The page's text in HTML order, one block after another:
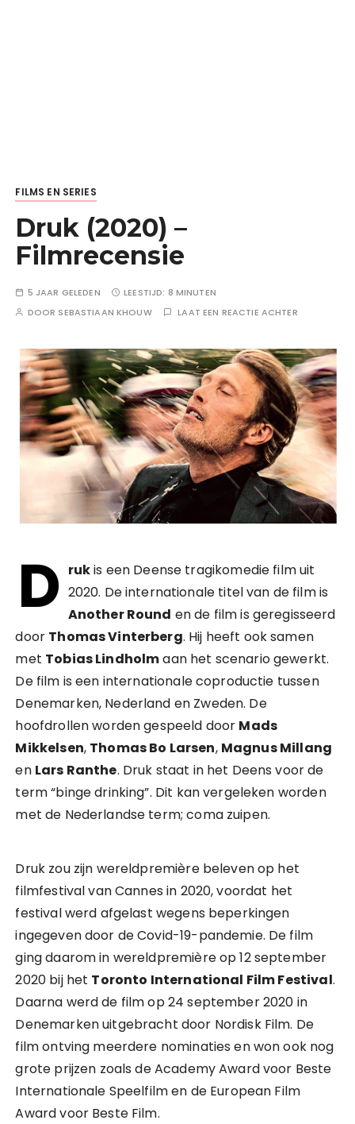
FILMS EN SERIES
Druk (2020) –
Filmrecensie
5 JAAR GELEDEN LEESTIJD: 8 MINUTEN
DOOR SEBASTIAAN KHOUW LAAT EEN REACTIE ACHTER
D rukis een Deense tragikomedie film uit
2020. De internationale titel van de film is
Another Round en de film is geregisseerd
door Thomas Vinterberg. Hij heeft ook samen
met Tobias Lindholmaan het scenario gewerkt.
De film is een internationale coproductie tussen
Denemarken, Nederland en Zweden. De
hoofdrollen worden gespeeld door Mads
Mikkelsen, Thomas Bo Larsen, Magnus Millang
en Lars Ranthe. Druk staat in het Deens voor de
term “binge drinking”. Dit kan vergeleken worden
met de Nederlandse term; coma zuipen.
Druk zou zijn wereldpremière beleven op het
filmfestival van Cannes in 2020, voordat het
festival werd afgelast wegens beperkingen
ingegeven door de Covid-19-pandemie. De film
ging daarom in wereldpremière op 12 september
2020 bij het Toronto International Film Festival.
Daarna werd de film op 24 september 2020 in
Denemarken uitgebracht door Nordisk Film. De
film ontving meerdere nominaties en won ook nog
grote prijzen zoals de Academy Award voor Beste
Internationale Speelfilm en de European Film
Award voor Beste Film.